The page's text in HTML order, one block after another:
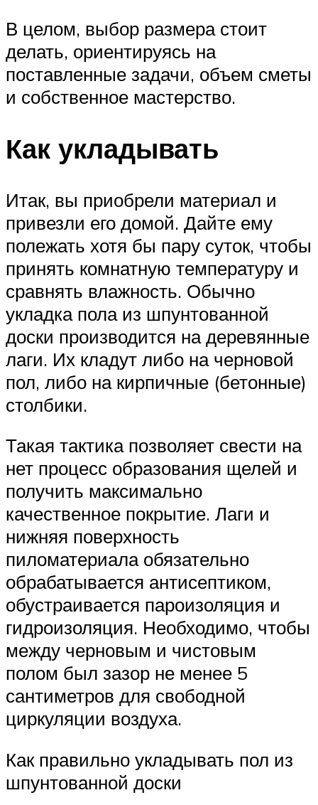
В целом, выбор размера стоит
делать, ориентируясь на
поставленные задачи, объем сметы
и собственное мастерство.
Как укладывать
Итак, вы приобрели материал и
привезли его домой. Дайте ему
полежать хотя бы пару суток, чтобы
принять комнатную температуру и
сравнять влажность. Обычно
укладка пола из шпунтованной
доски производится на деревянные
лаги. Их кладут либо на черновой
пол, либо на кирпичные (бетонные)
столбики.
Такая тактика позволяет свести на
нет процесс образования щелей и
получить максимально
качественное покрытие. Лаги и
нижняя поверхность
пиломатериала обязательно
обрабатывается антисептиком,
обустраивается пароизоляция и
гидроизоляция. Необходимо, чтобы
между черновым и чистовым
полом был зазор не менее 5
сантиметров для свободной
циркуляции воздуха.
Как правильно укладывать пол из
шпунтованной доски